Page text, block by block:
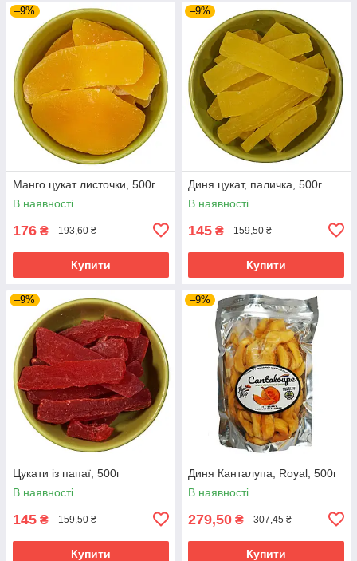
–9%
Манго цукат листочки, 500г
В наявності
176 ₴ 193,60 ₴
Купити
–9%
Диня цукат, паличка, 500г
В наявності
145 ₴ 159,50 ₴
Купити
–9%
Цукати із папаї, 500г
В наявності
145 ₴ 159,50 ₴
Купити
–9%
Диня Канталупа, Royal, 500г
В наявності
279,50 ₴ 307,45 ₴
Купити